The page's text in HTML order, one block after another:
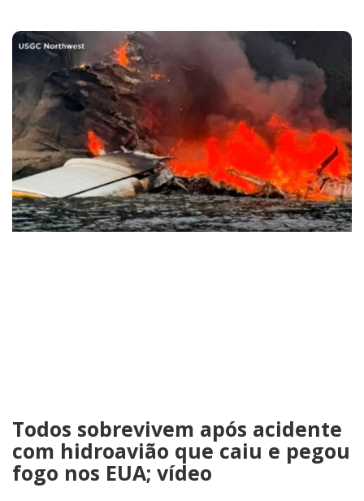
Todos sobrevivem após acidente
com hidroavião que caiu e pegou
fogo nos EUA; vídeo